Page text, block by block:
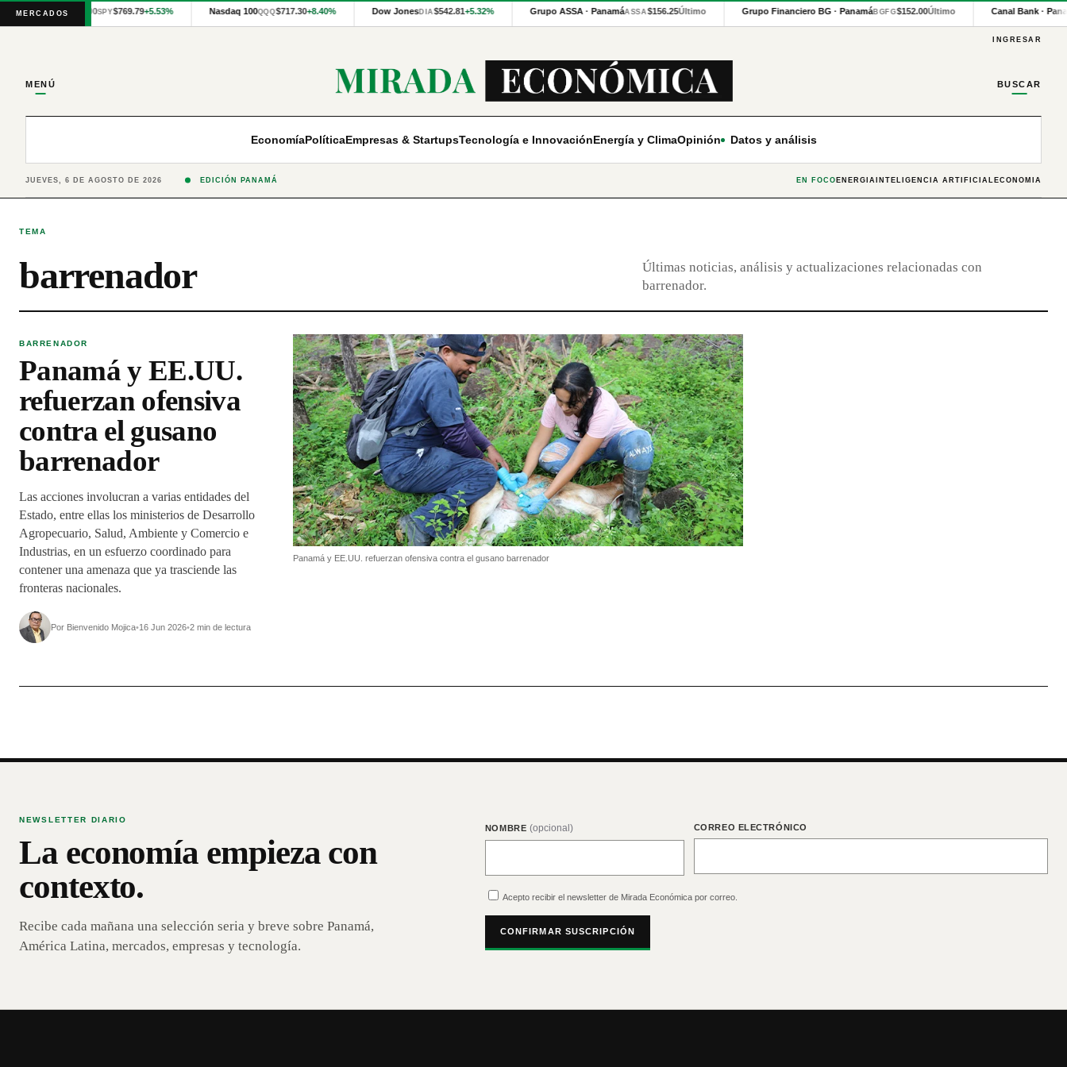
MERCADOSS&P 500SPY$769.79+5.53% Nasdaq 100QQQ$717.30+8.40% Dow JonesDIA$542.81+5.32% Grupo ASSA · PanamáASSA$156.25Último Grupo Financiero BG · PanamáBGFG$152.00Último Canal Bank ·
Cotizaciones
Modeling
Latinex
INGRESAR
MENÚ BUSCAR
EconomíaPolíticaEmpresas & StartupsTecnología e InnovaciónEnergía y ClimaOpinión Datos y análisis
JUEVES, 6 DE AGOSTO DE 2026 EDICIÓN PANAMÁ EN FOCO ENERGÍA INTELIGENCIA ARTIFICIAL ECONOMÍA
TEMA
barrenador
Últimas noticias, análisis y actualizaciones relacionadas con
barrenador.
BARRENADOR
Panamá y EE.UU.
refuerzan ofensiva
contra el gusano
barrenador
Las acciones involucran a varias entidades del
Estado, entre ellas los ministerios de Desarrollo
Agropecuario, Salud, Ambiente y Comercio e
Industrias, en un esfuerzo coordinado para
contener una amenaza que ya trasciende las
fronteras nacionales.
Por Bienvenido Mojica•16 Jun 2026•2 min de lectura
Panamá y EE.UU. refuerzan ofensiva contra el gusano barrenador
NEWSLETTER DIARIO
La economía empieza con
contexto.
Recibe cada mañana una selección seria y breve sobre Panamá,
América Latina, mercados, empresas y tecnología.
NOMBRE (opcional) CORREO ELECTRÓNICO
Acepto recibir el newsletter de Mirada Económica por correo.
CONFIRMAR SUSCRIPCIÓN